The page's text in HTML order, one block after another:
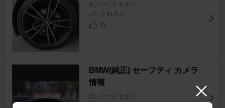
3シリーズ セダン
ぶいとれさん
25
BMW(純正) セーフティ カメラ
情報
3シリーズ セダン